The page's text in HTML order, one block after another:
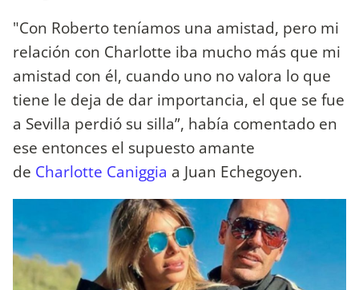
"Con Roberto teníamos una amistad, pero mi
relación con Charlotte iba mucho más que mi
amistad con él, cuando uno no valora lo que
tiene le deja de dar importancia, el que se fue
a Sevilla perdió su silla”, había comentado en
ese entonces el supuesto amante
de Charlotte Caniggia a Juan Echegoyen.